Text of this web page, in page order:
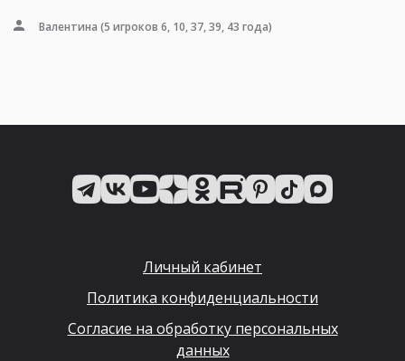
Валентина (5 игроков 6, 10, 37, 39, 43 года)
Личный кабинет
Политика конфиденциальности
Согласие на обработку персональных
данных